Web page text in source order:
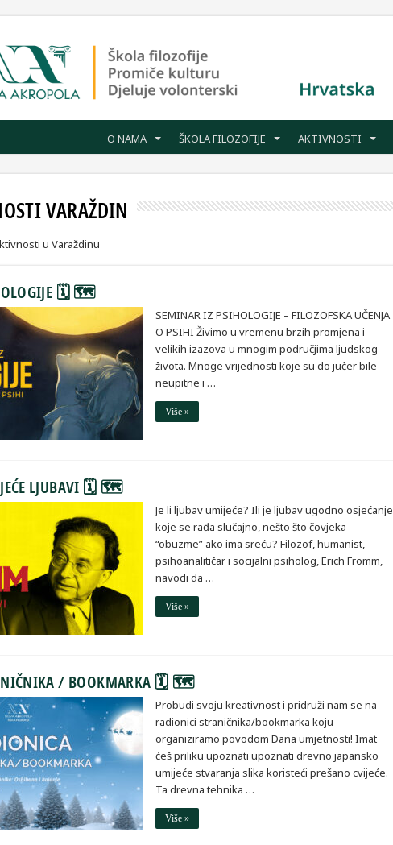
O NAMA ŠKOLA FILOZOFIJE AKTIVNOSTI
VARAŽDIN
u Varaždinu
🗓 🗺
SEMINAR IZ PSIHOLOGIJE – FILOZOFSKA UČENJA
O PSIHI Živimo u vremenu brzih promjena i
velikih izazova u mnogim područjima ljudskog
života. Mnoge vrijednosti koje su do jučer bile
neupitne i …
Više »
LJUBAVI 🗓 🗺
Je li ljubav umijeće? Ili je ljubav ugodno osjećanje
koje se rađa slučajno, nešto što čovjeka
“obuzme” ako ima sreću? Filozof, humanist,
psihoanalitičar i socijalni psiholog, Erich Fromm,
navodi da …
Više »
/ BOOKMARKA 🗓 🗺
Probudi svoju kreativnost i pridruži nam se na
radionici straničnika/bookmarka koju
organiziramo povodom Dana umjetnosti! Imat
ćeš priliku upoznati upoznati drevno japansko
umijeće stvaranja slika koristeći prešano cvijeće.
Ta drevna tehnika …
Više »